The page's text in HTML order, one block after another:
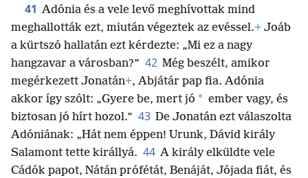
41 Adónia és a vele levő meghívottak mind
meghallották ezt, miután végeztek az evéssel.+ Joáb
a kürtszó hallatán ezt kérdezte: „Mi ez a nagy
hangzavar a városban?” 42 Még beszélt, amikor
megérkezett Jonatán+, Abjátár pap fia. Adónia
akkor így szólt: „Gyere be, mert jó * ember vagy, és
biztosan jó hírt hozol.” 43 De Jonatán ezt válaszolta
Adóniának: „Hát nem éppen! Urunk, Dávid király
Salamont tette királlyá. 44 A király elküldte vele
Cádók papot, Nátán prófétát, Benáját, Jójada fiát, és